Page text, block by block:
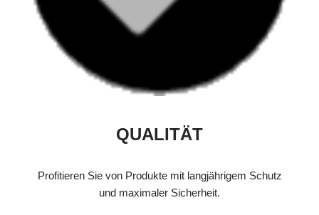
QUALITÄT
Profitieren Sie von Produkte mit langjährigem Schutz
und maximaler Sicherheit.